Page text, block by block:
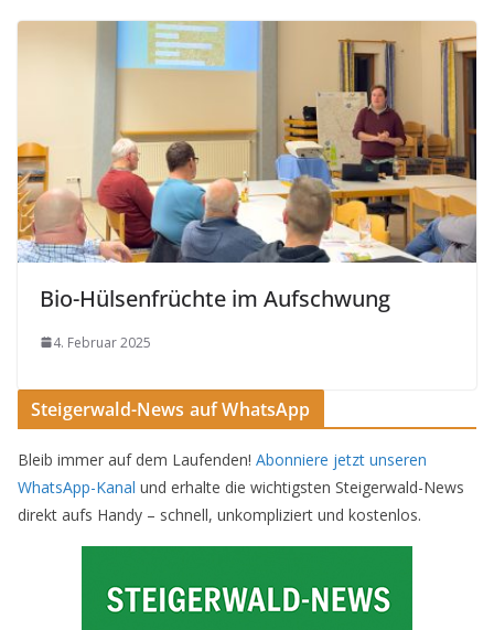
Bio-Hülsenfrüchte im Aufschwung
4. Februar 2025
Steigerwald-News auf WhatsApp
Bleib immer auf dem Laufenden! Abonniere jetzt unseren
WhatsApp-Kanal und erhalte die wichtigsten Steigerwald-News
direkt aufs Handy – schnell, unkompliziert und kostenlos.